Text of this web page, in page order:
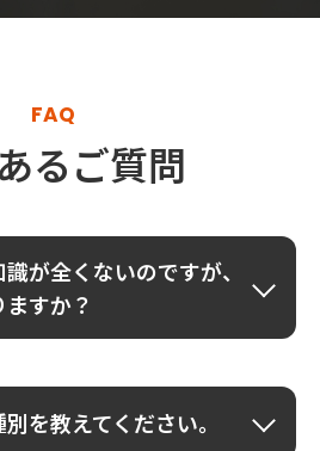
FAQ
るご質問
が全くないのですが、
すか？
を教えてください。